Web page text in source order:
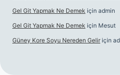
Gel Git Yapmak Ne Demek için admin
Gel Git Yapmak Ne Demek için Mesut
Güney Kore Soyu Nereden Gelir için